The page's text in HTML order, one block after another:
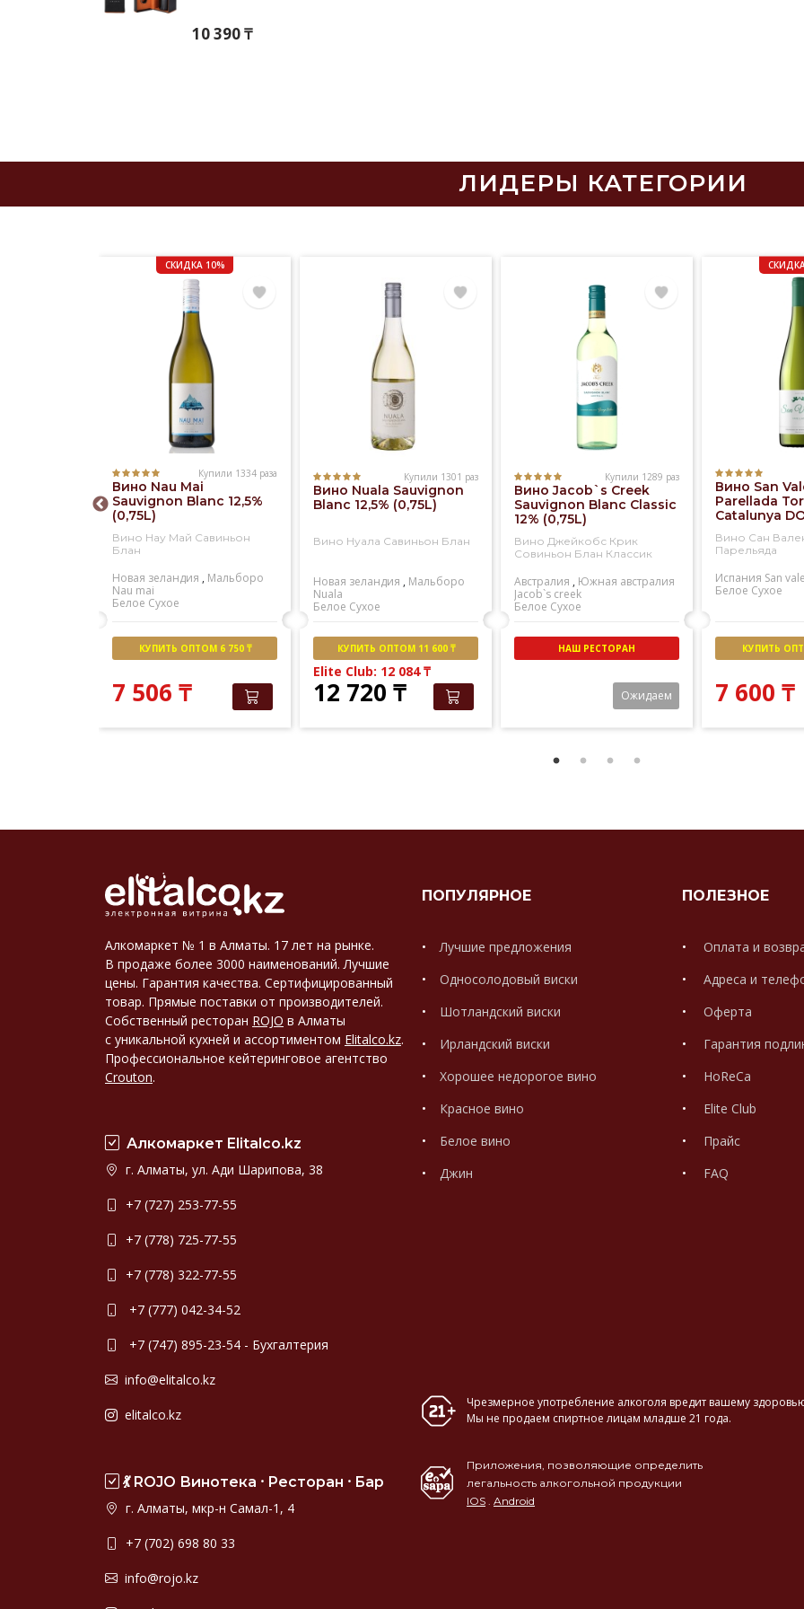
10 390 ₸
ЛИДЕРЫ КАТЕГОРИИ
СКИДКА 10%
Купили 1334 раза
Вино Nau Mai
Sauvignon Blanc 12,5%
(0,75L)
Вино Нау Май Савиньон
Блан
Новая зеландия , Мальборо
Nau mai
Белое Сухое
КУПИТЬ ОПТОМ 6 750 ₸
7 506 ₸
Купили 1301 раз
Вино Nuala Sauvignon
Blanc 12,5% (0,75L)
Вино Нуала Савиньон Блан
Новая зеландия , Мальборо
Nuala
Белое Сухое
КУПИТЬ ОПТОМ 11 600 ₸
Elite Club: 12 084₸
12 720 ₸
Купили 1289 раз
Вино Jacob`s Creek
Sauvignon Blanc Classic
12% (0,75L)
Вино Джейкобс Крик
Совиньон Блан Классик
Австралия , Южная австралия
Jacob`s creek
Белое Сухое
НАШ РЕСТОРАН
Ожидаем
Вино San
Parellada
Catalunya
Вино Сан
Парельяда
Испания San
Белое Сухое
КУПИТЬ
7 600 ₸
Алкомаркет № 1 в Алматы. 17 лет на рынке.
В продаже более 3000 наименований. Лучшие
цены. Гарантия качества. Сертифицированный
товар. Прямые поставки от производителей.
Собственный ресторан ROJO в Алматы
с уникальной кухней и ассортиментом Elitalco.kz.
Профессиональное кейтеринговое агентство
Crouton.
Алкомаркет Elitalco.kz
г. Алматы, ул. Ади Шарипова, 38
+7 (727) 253-77-55
+7 (778) 725-77-55
+7 (778) 322-77-55
+7 (777) 042-34-52
+7 (747) 895-23-54 - Бухгалтерия
info@elitalco.kz
elitalco.kz
💃 ROJO Винотека ⸱ Ресторан ⸱ Бар
г. Алматы, мкр-н Самал-1, 4
+7 (702) 698 80 33
info@rojo.kz
ПОПУЛЯРНОЕ
Лучшие предложения
Односолодовый виски
Шотландский виски
Ирландский виски
Хорошее недорогое вино
Красное вино
Белое вино
Джин
ПОЛЕЗНОЕ
Оплата и
Адреса и
Оферта
Гарантия
HoReCa
Elite Club
Прайс
FAQ
Чрезмерное употребление алкоголя вредит вашему
Мы не продаем спиртное лицам младше 21 года.
Приложения, позволяющие определить
легальность алкогольной продукции
IOS Android